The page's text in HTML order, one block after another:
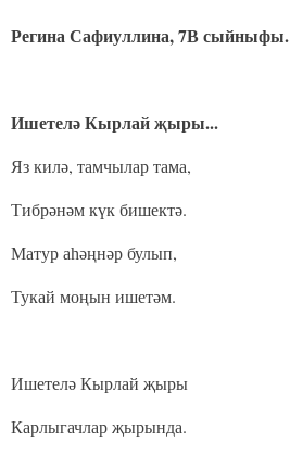
Регина Сафиуллина, 7В сыйныфы.
Ишетелә Кырлай җыры...
Яз килә, тамчылар тама,
Тибрәнәм күк бишектә.
Матур аһәңнәр булып,
Тукай моңын ишетәм.
Ишетелә Кырлай җыры
Карлыгачлар җырында.